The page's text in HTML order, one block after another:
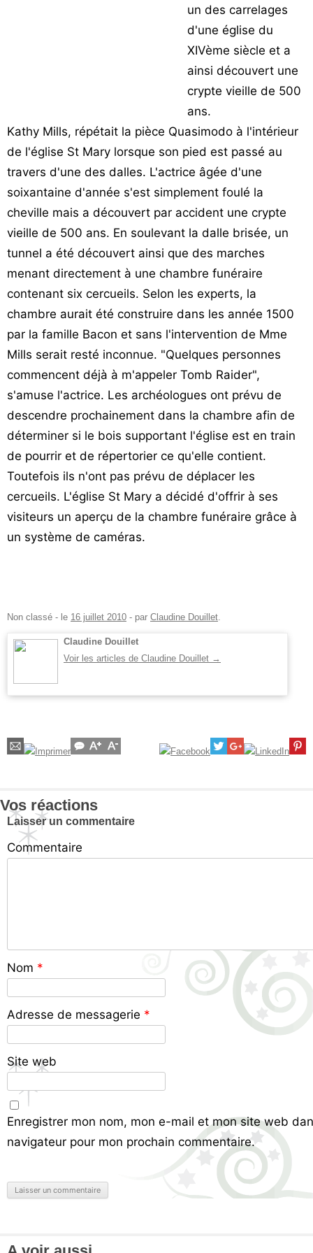
un des carrelages
d'une église du
XIVème siècle et a
ainsi découvert une
crypte vieille de 500
ans.
Kathy Mills, répétait la pièce Quasimodo à l'intérieur
de l'église St Mary lorsque son pied est passé au
travers d'une des dalles. L'actrice âgée d'une
soixantaine d'année s'est simplement foulé la
cheville mais a découvert par accident une crypte
vieille de 500 ans. En soulevant la dalle brisée, un
tunnel a été découvert ainsi que des marches
menant directement à une chambre funéraire
contenant six cercueils. Selon les experts, la
chambre aurait été construire dans les année 1500
par la famille Bacon et sans l'intervention de Mme
Mills serait resté inconnue. "Quelques personnes
commencent déjà à m'appeler Tomb Raider",
s'amuse l'actrice. Les archéologues ont prévu de
descendre prochainement dans la chambre afin de
déterminer si le bois supportant l'église est en train
de pourrir et de répertorier ce qu'elle contient.
Toutefois ils n'ont pas prévu de déplacer les
cercueils. L'église St Mary a décidé d'offrir à ses
visiteurs un aperçu de la chambre funéraire grâce à
un système de caméras.
Non classé - le 16 juillet 2010 - par Claudine Douillet.
Claudine Douillet
Voir les articles de Claudine Douillet →
Vos réactions
Laisser un commentaire
Commentaire
Nom *
Adresse de messagerie *
Site web
Enregistrer mon nom, mon e-mail et mon site web
navigateur pour mon prochain commentaire.